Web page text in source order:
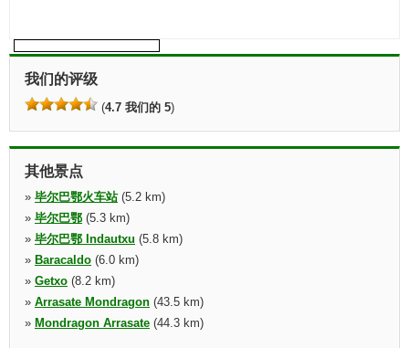
我们的评级
(4.7 我们的 5)
其他景点
» 毕尔巴鄂火车站(5.2 km)
» 毕尔巴鄂 (5.3 km)
» 毕尔巴鄂 Indautxu (5.8 km)
» Baracaldo (6.0 km)
» Getxo (8.2 km)
» Arrasate Mondragon (43.5 km)
» Mondragon Arrasate (44.3 km)